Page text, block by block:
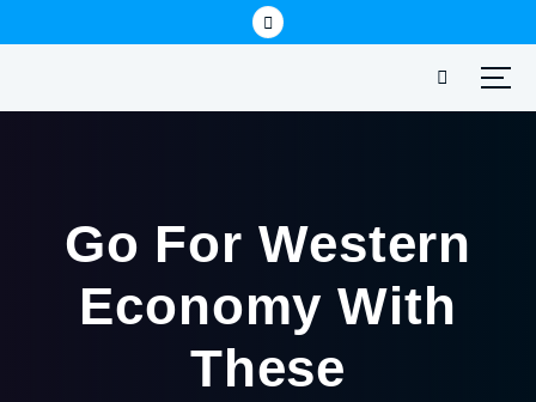
Go For Western
Economy With
These